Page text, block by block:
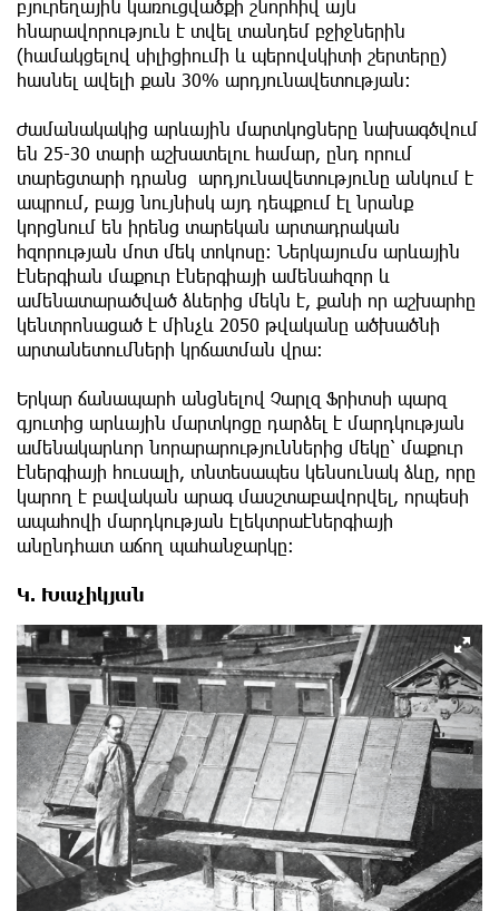
բյուրեղային կառուցվածքի շնորհիվ այն
հնարավորություն է տվել տանդեմ բջիջներին
(համակցելով սիլիցիումի և պերովսկիտի շերտերը)
հասնել ավելի քան 30% արդյունավետության:
Ժամանակակից արևային մարտկոցները նախագծվում
են 25-30 տարի աշխատելու համար, ընդ որում
տարեցտարի դրանց արդյունավետությունը անկում է
ապրում, բայց նույնիսկ այդ դեպքում էլ նրանք
կորցնում են իրենց տարեկան արտադրական
հզորության մոտ մեկ տոկոսը: Ներկայումս արևային
էներգիան մաքուր էներգիայի ամենահզոր և
ամենատարածված ձևերից մեկն է, քանի որ աշխարհը
կենտրոնացած է մինչև 2050 թվականը ածխածնի
արտանետումների կրճատման վրա:
Երկար ճանապարհ անցնելով Չարլզ Ֆրիտսի պարզ
գյուտից արևային մարտկոցը դարձել է մարդկության
ամենակարևոր նորարարություններից մեկը՝ մաքուր
էներգիայի հուսալի, տնտեսապես կենսունակ ձևը, որը
կարող է բավական արագ մասշտաբավորվել, որպեսի
ապահովի մարդկության էլեկտրաէներգիայի
անընդհատ աճող պահանջարկը:
Կ. Խաչիկյան